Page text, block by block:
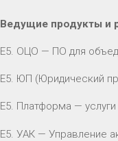
Ведущие продукты и
Е5. ОЦО — ПО для
Е5. ЮП (Юридический
Е5. Платформа —
Е5. УАК — Управление